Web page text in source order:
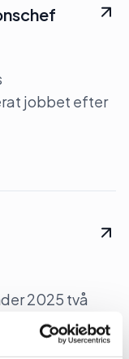
jobbet efter
2025 två
vände till